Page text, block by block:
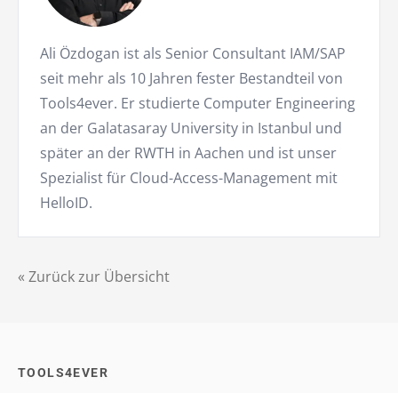
« Zurück zur Übersicht
Ali Özdogan ist als Senior Consultant IAM/SAP
seit mehr als 10 Jahren fester Bestandteil von
Tools4ever. Er studierte Computer Engineering
an der Galatasaray University in Istanbul und
später an der RWTH in Aachen und ist unser
Spezialist für Cloud-Access-Management mit
HelloID.
TOOLS4EVER